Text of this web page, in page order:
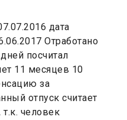
дата
Отработано
посчитал
11 месяцев 10
за
отпуск считает
человек